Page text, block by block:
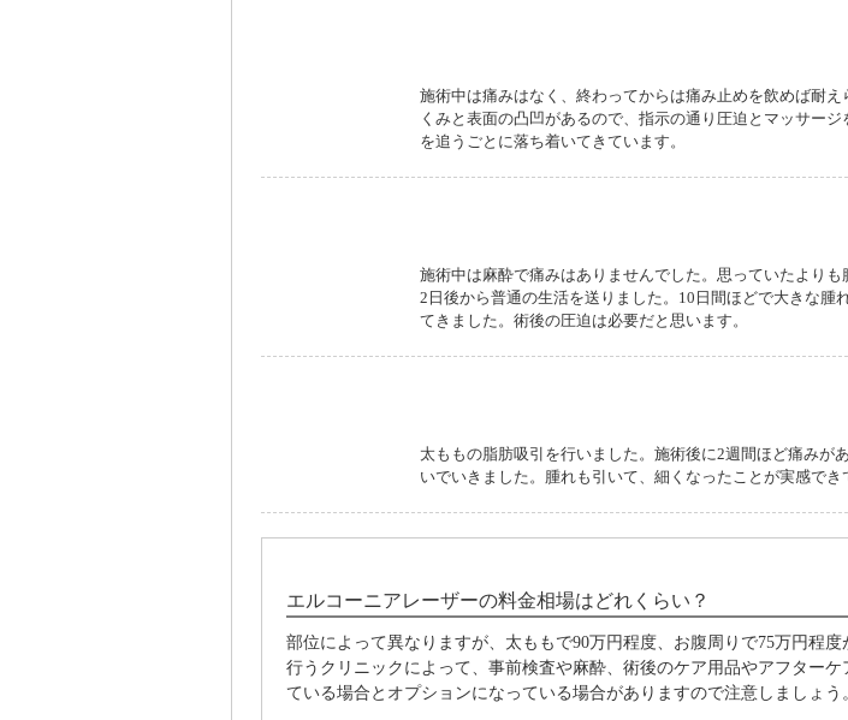
施術中は痛みはなく、終わってからは痛み止めを飲めば耐
くみと表面の凸凹があるので、指示の通り圧迫とマッサー
を追うごとに落ち着いてきています。
施術中は麻酔で痛みはありませんでした。思っていたよりも
2日後から普通の生活を送りました。10日間ほどで大きな腫
てきました。術後の圧迫は必要だと思います。
太ももの脂肪吸引を行いました。施術後に2週間ほど痛みが
いでいきました。腫れも引いて、細くなったことが実感でき
エルコーニアレーザーの料金相場はどれくらい？
部位によって異なりますが、太ももで90万円程度、お腹周りで75万円程
行うクリニックによって、事前検査や麻酔、術後のケア用品やアフター
ている場合とオプションになっている場合がありますので注意しましょう